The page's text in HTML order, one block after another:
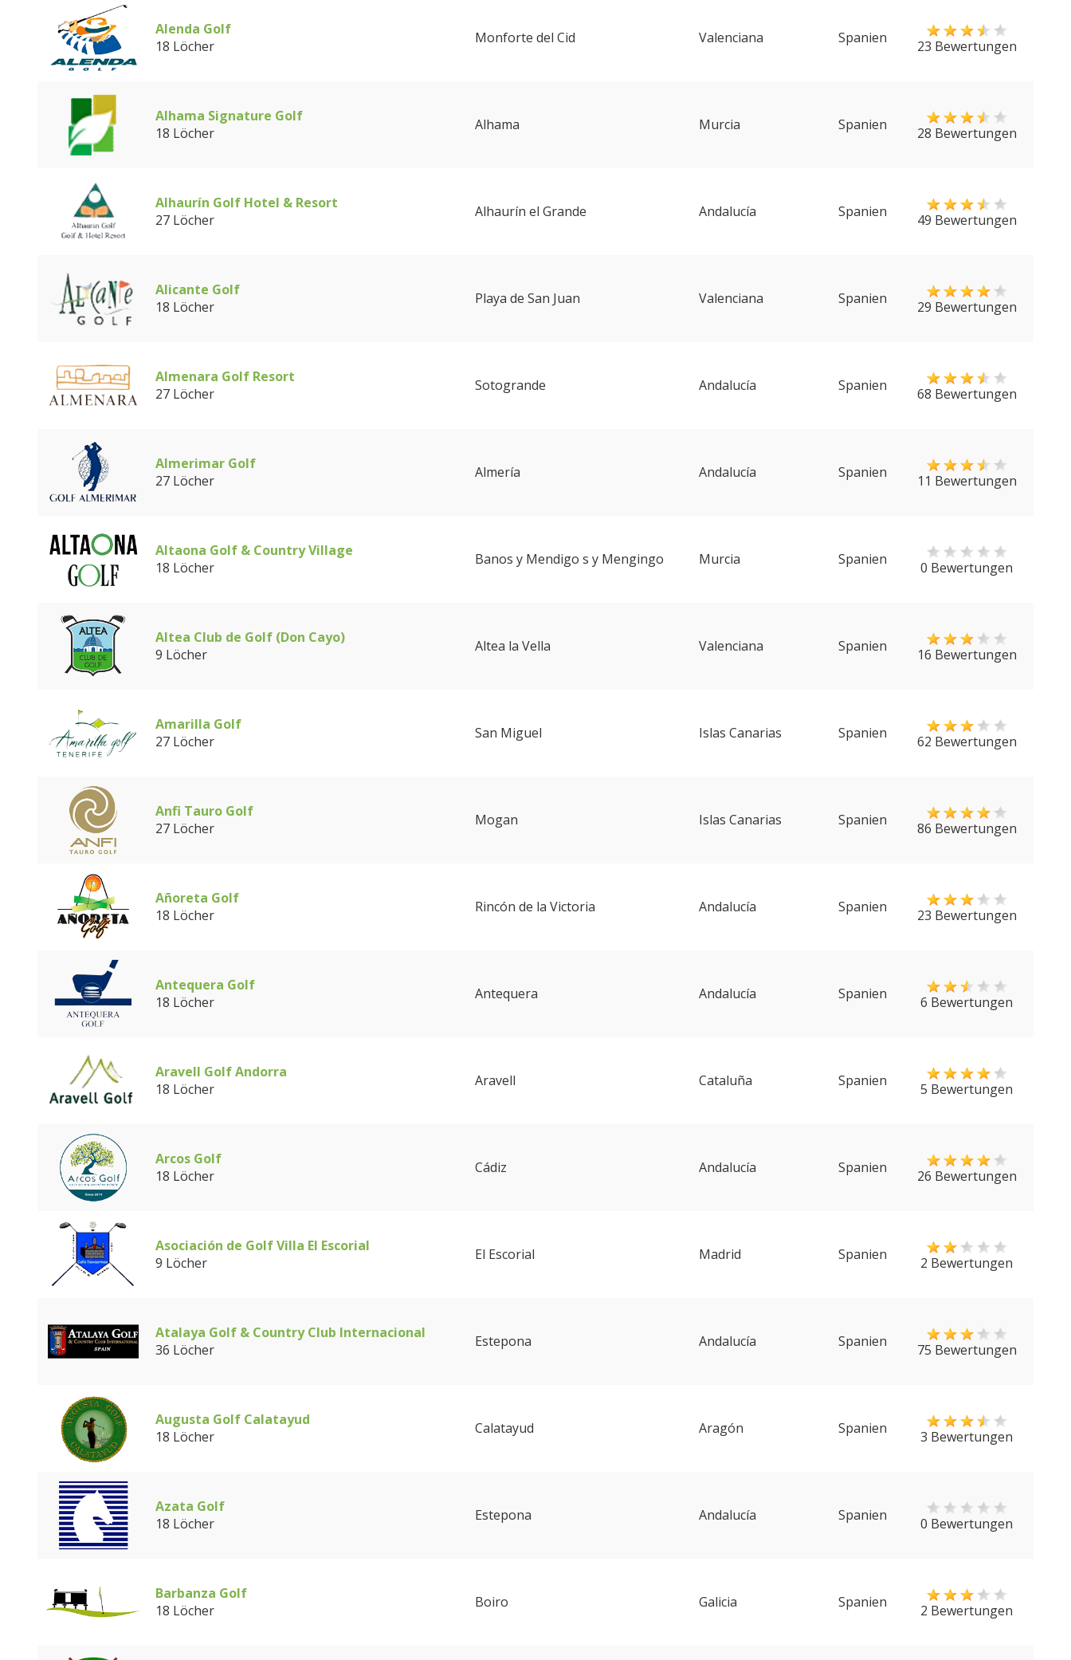
Alenda Golf
18 Löcher
Monforte del Cid Valenciana Spanien 23 Bewertungen
Alhama Signature Golf
18 Löcher
Alhama Murcia Spanien 28 Bewertungen
Alhaurín Golf Hotel & Resort
27 Löcher
Alhaurín el Grande Andalucía Spanien 49 Bewertungen
Alicante Golf
18 Löcher
Playa de San Juan Valenciana Spanien 29 Bewertungen
Almenara Golf Resort
27 Löcher
Sotogrande Andalucía Spanien 68 Bewertungen
Almerimar Golf
27 Löcher
Almería Andalucía Spanien 11 Bewertungen
Altaona Golf & Country Village
18 Löcher
Banos y Mendigo s y Mengingo Murcia Spanien 0 Bewertungen
Altea Club de Golf (Don Cayo)
9 Löcher
Altea la Vella Valenciana Spanien 16 Bewertungen
Amarilla Golf
27 Löcher
San Miguel Islas Canarias Spanien 62 Bewertungen
Anfi Tauro Golf
27 Löcher
Mogan Islas Canarias Spanien 86 Bewertungen
Añoreta Golf
18 Löcher
Rincón de la Victoria Andalucía Spanien 23 Bewertungen
Antequera Golf
18 Löcher
Antequera Andalucía Spanien 6 Bewertungen
Aravell Golf Andorra
18 Löcher
Aravell Cataluña Spanien 5 Bewertungen
Arcos Golf
18 Löcher
Cádiz Andalucía Spanien 26 Bewertungen
Asociación de Golf Villa El Escorial
9 Löcher
El Escorial Madrid Spanien 2 Bewertungen
Atalaya Golf & Country Club Internacional
36 Löcher
Estepona Andalucía Spanien 75 Bewertungen
Augusta Golf Calatayud
18 Löcher
Calatayud Aragón Spanien 3 Bewertungen
Azata Golf
18 Löcher
Estepona Andalucía Spanien 0 Bewertungen
Barbanza Golf
18 Löcher
Boiro Galicia Spanien 2 Bewertungen